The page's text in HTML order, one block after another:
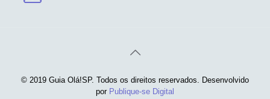
© 2019 Guia Olá!SP. Todos os direitos reservados. Desenvolvido
por Publique-se Digital